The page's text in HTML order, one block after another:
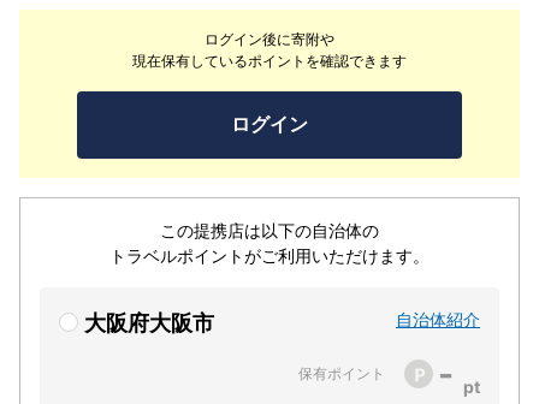
ログイン後に寄附や
現在保有しているポイントを確認できます
ログイン
この提携店は以下の自治体の
トラベルポイントがご利用いただけます。
大阪府大阪市 自治体紹介
保有ポイント -
ご提供いたします。